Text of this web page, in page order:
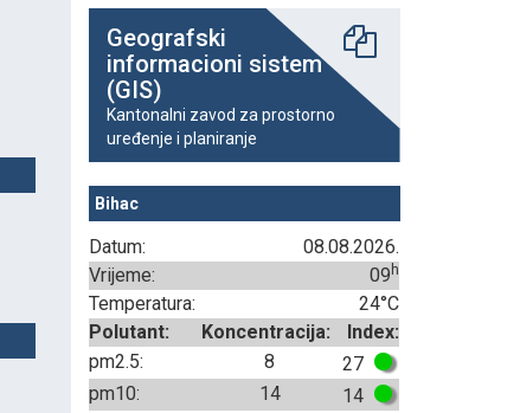
Geografski
informacioni sistem
(GIS)
Kantonalni zavod za prostorno
uređenje i planiranje
Bihac
Datum:
08.08.2026.
Vrijeme:
09 h
Temperatura:
24°C
Polutant:
Koncentracija:
Index:
pm2.5:
8
27
pm10:
14
14